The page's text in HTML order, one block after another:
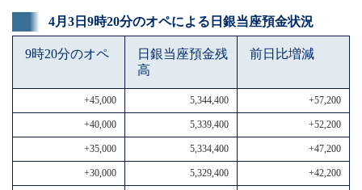
4月3日9時20分のオペによる日銀当座預金状況
9時20分のオペ
日銀当座預金残
高
前日比増減
+45,000 5,344,400 +57,200
+40,000 5,339,400 +52,200
+35,000 5,334,400 +47,200
+30,000 5,329,400 +42,200